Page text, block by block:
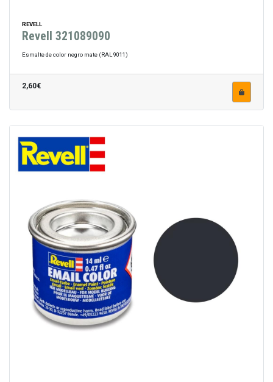
REVELL
Revell 321089090
Esmalte de color negro mate (RAL 9011)
2,60€